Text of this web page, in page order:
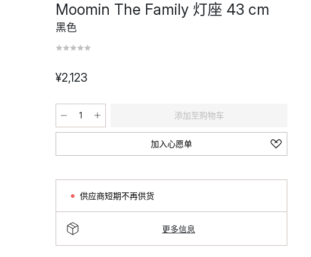
Moomin The Family 灯座 43 cm
黑色
¥2,123
添加至购物车
加入心愿单
供应商短期不再供货
更多信息